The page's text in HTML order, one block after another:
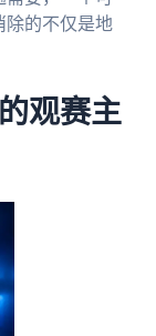
除的不仅是地
观赛主